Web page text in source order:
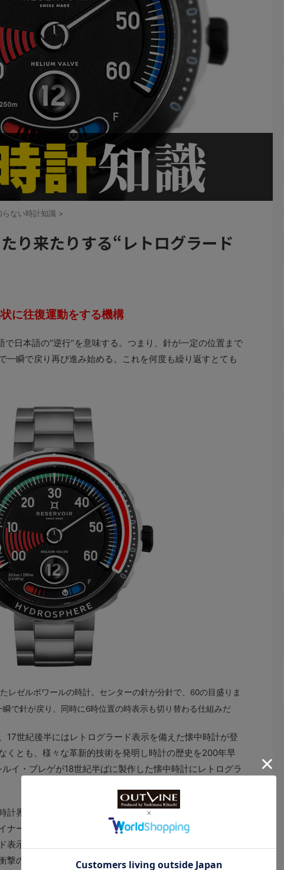
らない時計知識 >
り来たりする“レトログラード
に往復運動をする機構
日本語の“逆行”を意味する。つまり、針が一定の位置まで
一瞬で戻り再び進み始める。これを何度も繰り返すとても
レゼルボワールの時計。センターの針が分針で、60の目盛りま
で針が戻り、同時に6時位置の時表示も切り替わる仕組みだ
世紀後半にはレトログラード表示を備えた懐中時計が登
くとも、様々な革新的技術を発明し時計の歴史を200年早
イ・ブレゲが18世紀半ばに製作した懐中時計にレトログラ
界でちょっとしたブームになったのは1990年代。当時、
ー、ジェラルド・ジェンタやフランスの独立時計師ダニ
表示を採用した時計を積極的にリリースしていたのだ。
の影響で誤表示しやすいほか、構造的に針の逆回しがで